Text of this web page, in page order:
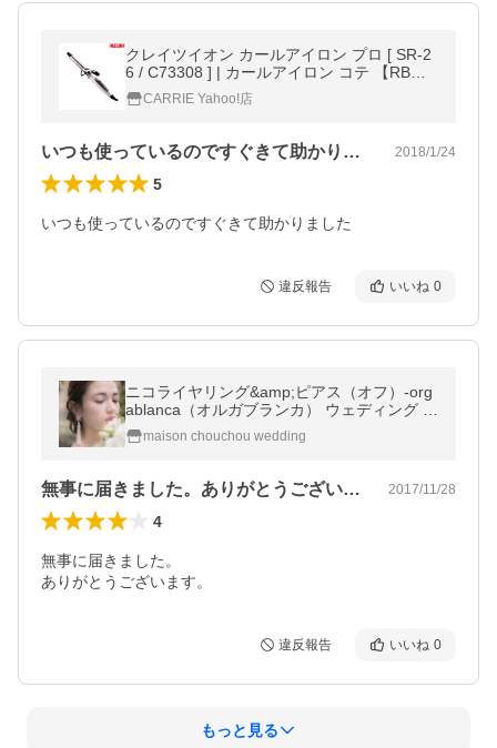
クレイツイオン カールアイロン プロ [ SR-2
6 / C73308 ] | カールアイロン コテ 【RB】
【A-1】
CARRIE Yahoo!店
いつも使っているのですぐきて助かりまし… 2018/1/24
5
いつも使っているのですぐきて助かりました
違反報告 いいね 0
ニコライヤリング&amp;ピアス（オフ）-org
ablanca（オルガブランカ） ウェディング ビ
ジュー アクセサリー セット タッセル 揺れる
maison chouchou wedding
無事に届きました。ありがとうございます… 2017/11/28
4
無事に届きました。
ありがとうございます。
違反報告 いいね 0
もっと見る